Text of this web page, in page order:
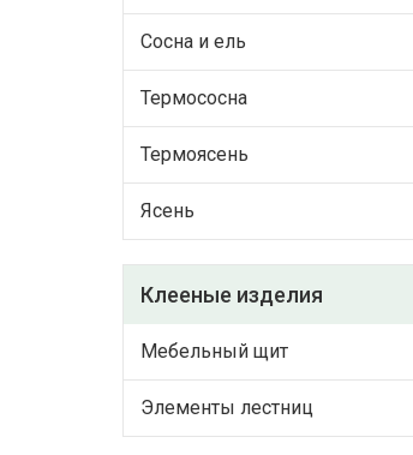
Сосна и ель
Термососна
Термоясень
Ясень
Клееные изделия
Мебельный щит
Элементы лестниц